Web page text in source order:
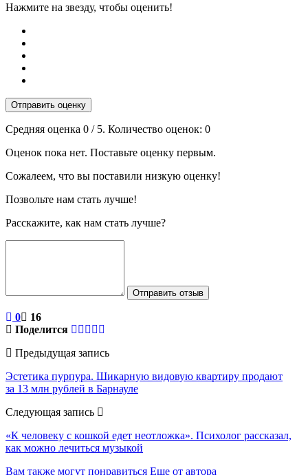
Нажмите на звезду, чтобы оценить!
Отправить оценку
Средняя оценка 0 / 5. Количество оценок: 0
Оценок пока нет. Поставьте оценку первым.
Сожалеем, что вы поставили низкую оценку!
Позвольте нам стать лучше!
Расскажите, как нам стать лучше?
Отправить отзыв
0
16
Поделится
Предыдущая запись
Эстетика пурпура. Шикарную видовую квартиру продают
за 13 млн рублей в Барнауле
Следующая запись
«К человеку с кошкой едет неотложка». Психолог рассказал,
как можно лечиться музыкой
Вам также могут понравиться Еще от автора